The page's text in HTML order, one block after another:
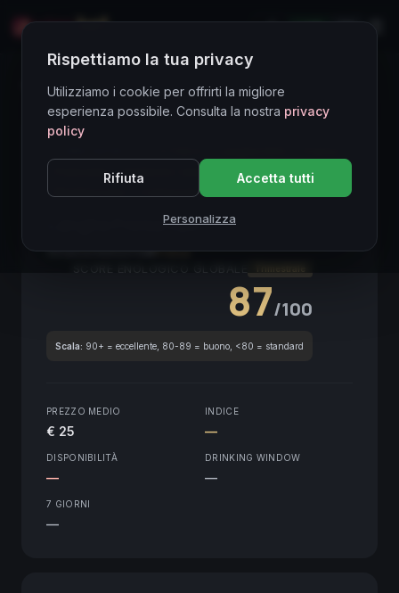
LIVE
Directory Vini
Piemonte
Nebbiolo-related Red
Investment
Collezionismo
Langhe Freisa Kyè2019
Piemonte 2019
Freisa
87/100
Scala: 90+ = eccellente, 80-89 = buono, <80 = standard
PREZZO MEDIO
€ 25
INDICE
—
DISPONIBILITÀ
—
DRINKING WINDOW
—
7 GIORNI
—
Rispettiamo la tua privacy
Utilizziamo i cookie per offrirti la migliore
esperienza possibile. Consulta la nostra privacy
policy
Rifiuta Accetta tutti
Personalizza